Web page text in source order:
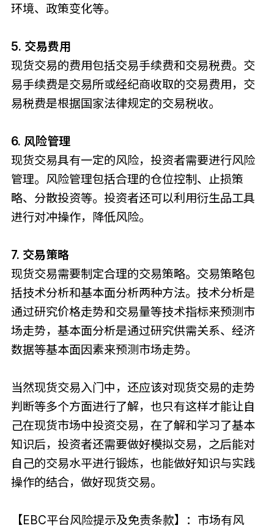
环境、政策变化等。
5. 交易费用
现货交易的费用包括交易手续费和交易税费。交
易手续费是交易所或经纪商收取的交易费用，交
易税费是根据国家法律规定的交易税收。
6. 风险管理
现货交易具有一定的风险，投资者需要进行风险
管理。风险管理包括合理的仓位控制、止损策
略、分散投资等。投资者还可以利用衍生品工具
进行对冲操作，降低风险。
7. 交易策略
现货交易需要制定合理的交易策略。交易策略包
括技术分析和基本面分析两种方法。技术分析是
通过研究价格走势和交易量等技术指标来预测市
场走势，基本面分析是通过研究供需关系、经济
数据等基本面因素来预测市场走势。
当然现货交易入门中，还应该对现货交易的走势
判断等多个方面进行了解，也只有这样才能让自
己在现货市场中投资交易，在了解和学习了基本
知识后，投资者还需要做好模拟交易，之后能对
自己的交易水平进行锻炼，也能做好知识与实践
操作的结合，做好现货交易。
【EBC平台风险提示及免责条款】：市场有风